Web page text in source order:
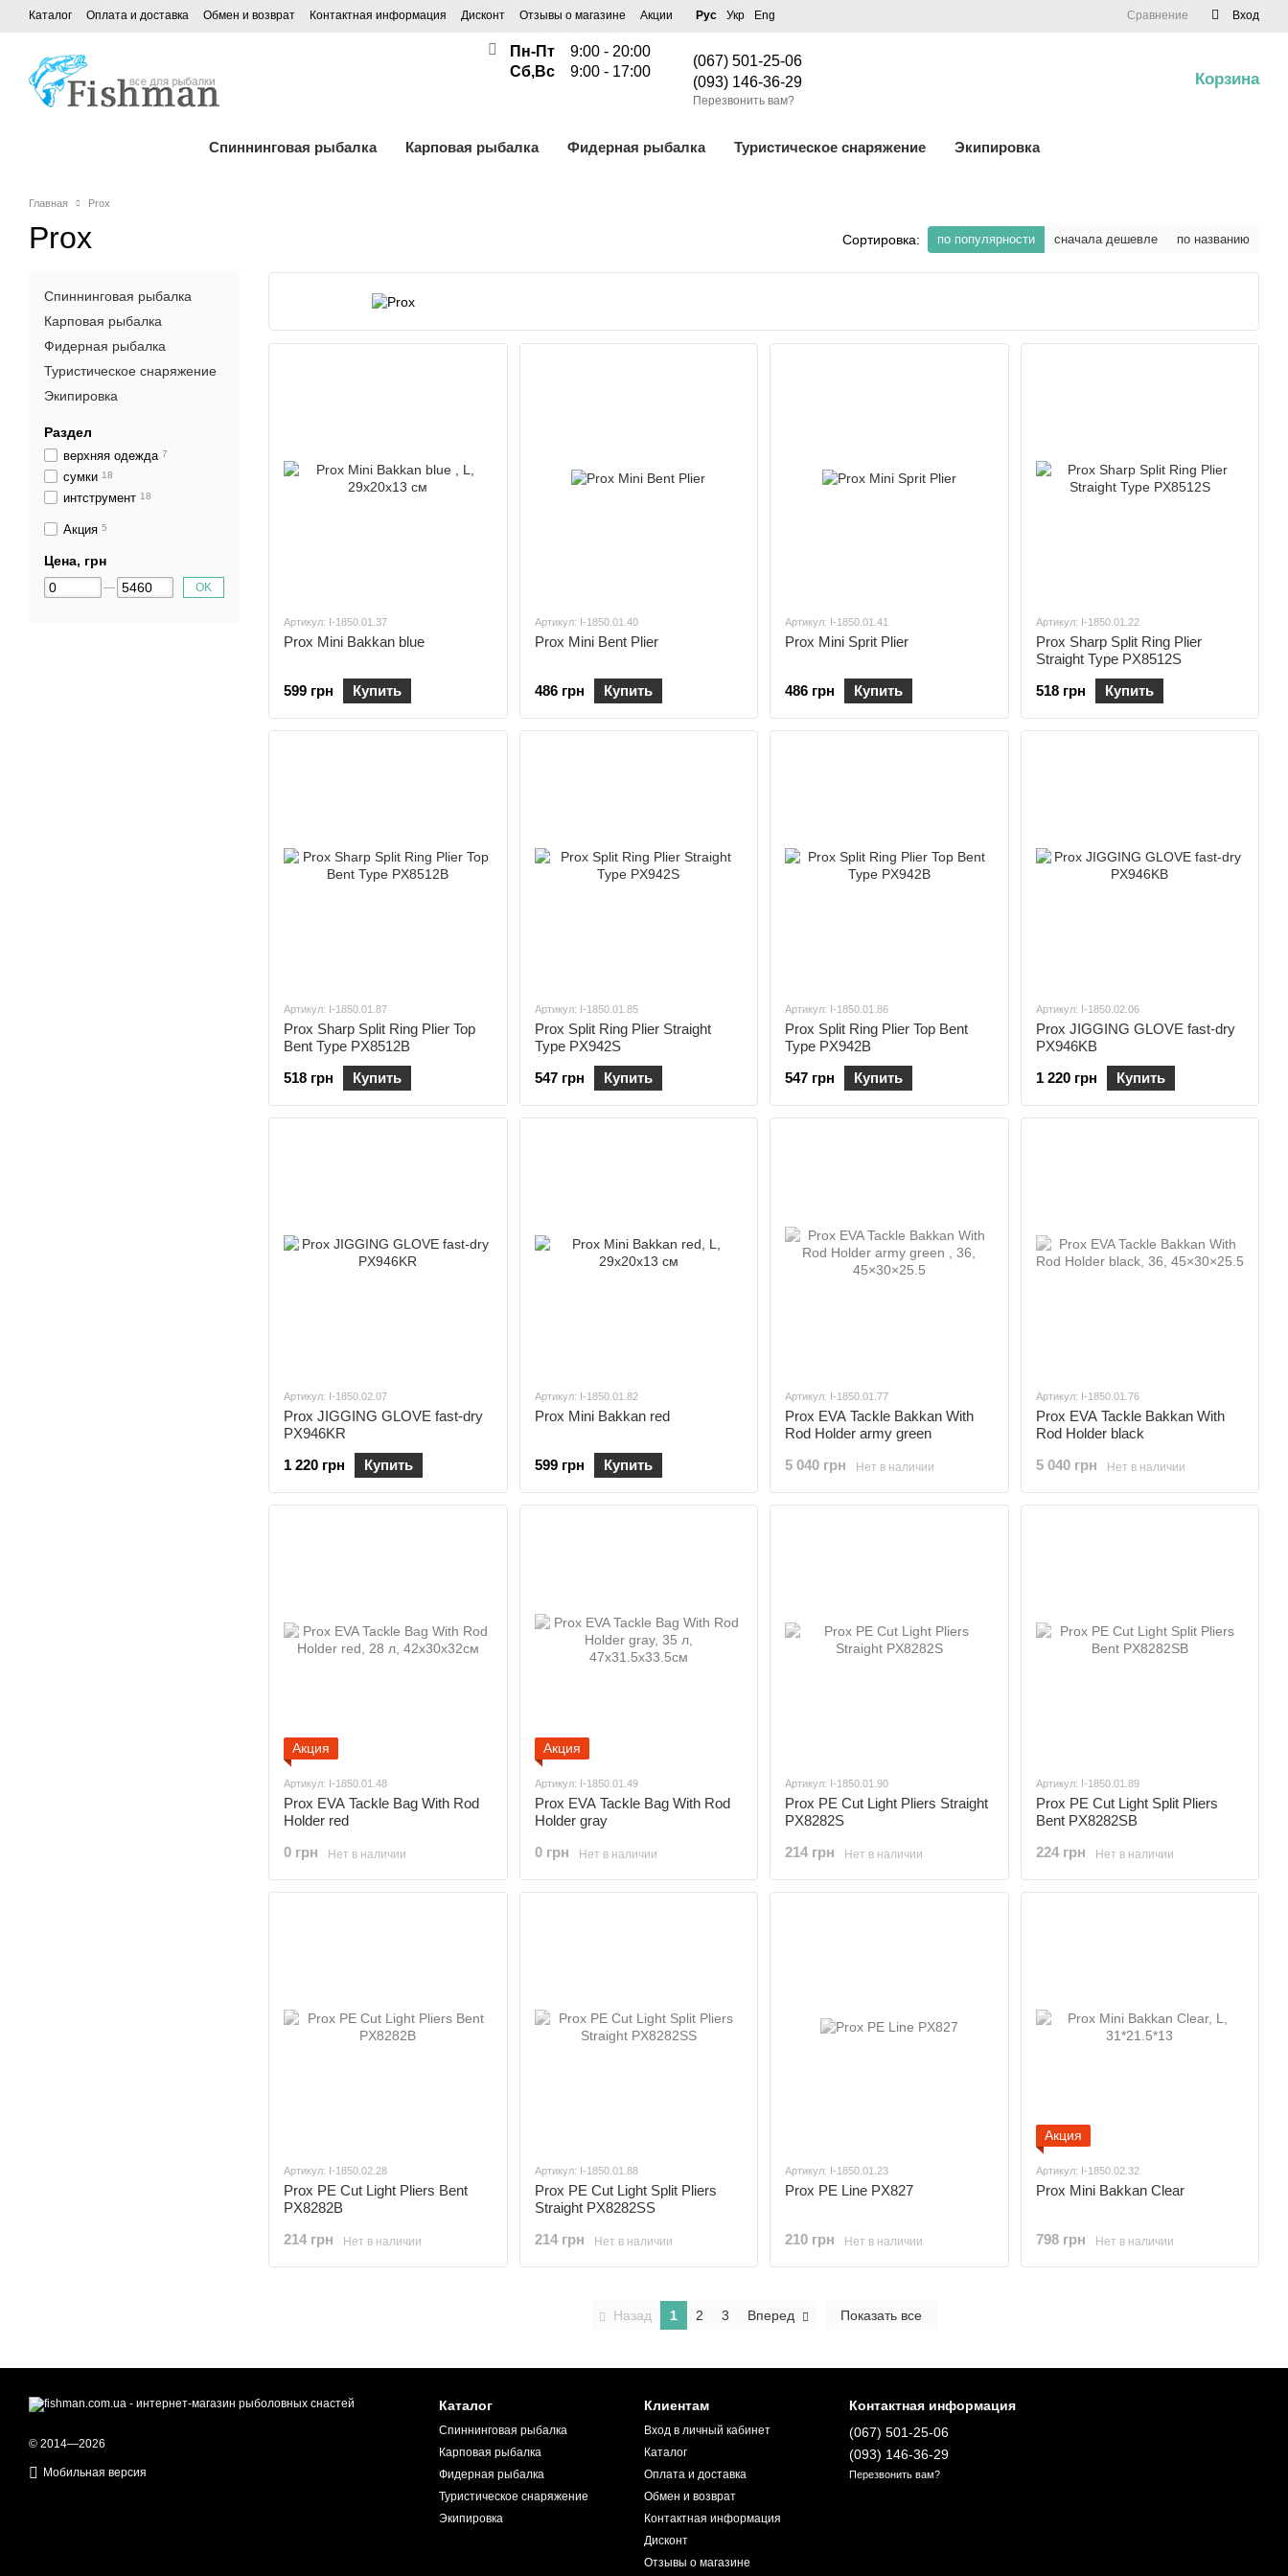
Каталог Оплата и доставка Обмен и возврат Контактная информация Дисконт Отзывы о магазине Акции Рус Укр Eng Сравнение Вход
Пн-Пт
9:00 - 20:00
Сб,Вс
9:00 - 17:00
(067) 501-25-06
(093) 146-36-29
Перезвонить вам?
Корзина
Спиннинговая рыбалка Карповая рыбалка Фидерная рыбалка Туристическое снаряжение Экипировка
Главная Prox
Prox Сортировка: по популярности сначала дешевле по названию
Артикул: I-1850.01.37
Prox Mini Bakkan blue
599 грн Купить
Артикул: I-1850.01.40
Prox Mini Bent Plier
486 грн Купить
Артикул: I-1850.01.41
Prox Mini Sprit Plier
486 грн Купить
Артикул: I-1850.01.22
Prox Sharp Split Ring Plier
Straight Type PX8512S
518 грн
Купить
Артикул: I-1850.01.87
Prox Sharp Split Ring Plier Top
Bent Type PX8512B
518 грн
Купить
Артикул: I-1850.01.85
Prox Split Ring Plier Straight
Type PX942S
547 грн
Купить
Артикул: I-1850.01.86
Prox Split Ring Plier Top Bent
Type PX942B
547 грн
Купить
Артикул: I-1850.02.06
Prox JIGGING GLOVE fast-dry
PX946KB
1 220 грн
Купить
Артикул: I-1850.02.07
Prox JIGGING GLOVE fast-dry
PX946KR
1 220 грн
Купить
Артикул: I-1850.01.82
Prox Mini Bakkan red
599 грн Купить
Артикул: I-1850.01.77
Prox EVA Tackle Bakkan With
Rod Holder army green
5 040 грн
Нет в наличии
Артикул: I-1850.01.76
Prox EVA Tackle Bakkan With
Rod Holder black
5 040 грн
Нет в наличии
Акция
Артикул: I-1850.01.48
Prox EVA Tackle Bag With Rod
Holder red
0 грн
Нет в наличии
Акция
Артикул: I-1850.01.49
Prox EVA Tackle Bag With Rod
Holder gray
0 грн
Нет в наличии
Артикул: I-1850.01.90
Prox PE Cut Light Pliers Straight
PX8282S
214 грн
Нет в наличии
Артикул: I-1850.01.89
Prox PE Cut Light Split Pliers
Bent PX8282SB
224 грн
Нет в наличии
Артикул: I-1850.02.28
Prox PE Cut Light Pliers Bent
PX8282B
214 грн
Нет в наличии
Артикул: I-1850.01.88
Prox PE Cut Light Split Pliers
Straight PX8282SS
214 грн
Нет в наличии
Артикул: I-1850.01.23
Prox PE Line PX827
210 грн Нет в наличии
Акция
Артикул: I-1850.02.32
Prox Mini Bakkan Clear
798 грн Нет в наличии
Назад 1 2 3 Вперед Показать все
Спиннинговая рыбалка
Карповая рыбалка
Фидерная рыбалка
Туристическое снаряжение
Экипировка
Раздел
верхняя одежда 7
сумки 18
интструмент 18
Акция 5
Цена, грн
OK
© 2014—2026
Мобильная версия
Каталог
Спиннинговая рыбалка
Карповая рыбалка
Фидерная рыбалка
Туристическое снаряжение
Экипировка
Клиентам
Вход в личный кабинет
Каталог
Оплата и доставка
Обмен и возврат
Контактная информация
Дисконт
Отзывы о магазине
Контактная информация
(067) 501-25-06
(093) 146-36-29
Перезвонить вам?